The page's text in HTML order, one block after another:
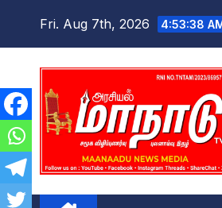
Fri. Aug 7th, 2026 4:53:39